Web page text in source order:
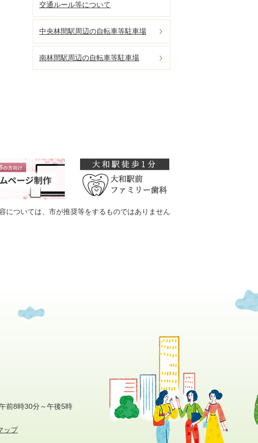
交通ルール等について
中央林間駅周辺の自転車等駐車場
南林間駅周辺の自転車等駐車場
ついては、市が推奨等をするものではありません
前8時30分～午後5時
ップ